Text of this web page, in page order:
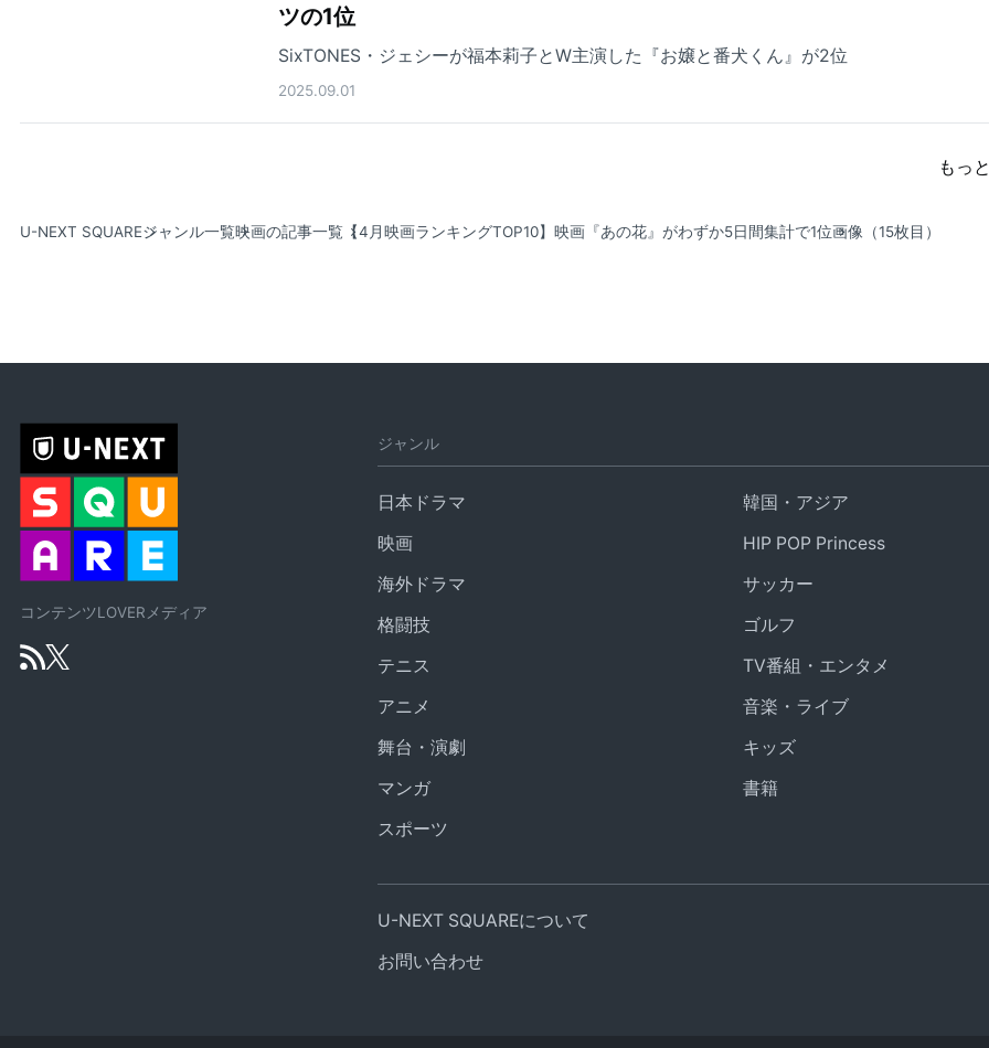
ツの1位
SixTONES・ジェシーが福本莉子とW主演した『お嬢と番犬くん』が2位
2025.09.01
もっ
U-NEXT SQUAREジャンル一覧映画の記事一覧 【4月映画ランキングTOP10】映画『あの花』がわずか5日間集計で1位画像（15枚目）
コンテンツLOVERメディア
ジャンル
日本ドラマ
韓国・アジア
映画
HIP POP Princess
海外ドラマ
サッカー
格闘技
ゴルフ
テニス
TV番組・エンタメ
アニメ
音楽・ライブ
舞台・演劇
キッズ
マンガ
書籍
スポーツ
U-NEXT SQUAREについて
お問い合わせ